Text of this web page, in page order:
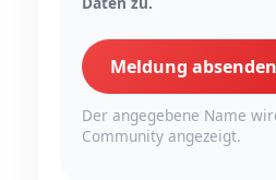
Meldung absenden
Der angegebene Name
Community angezeigt.